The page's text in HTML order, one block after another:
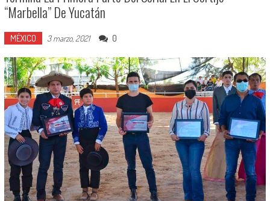
“Marbella” De Yucatán
MÉXICO 3 marzo, 2021 0